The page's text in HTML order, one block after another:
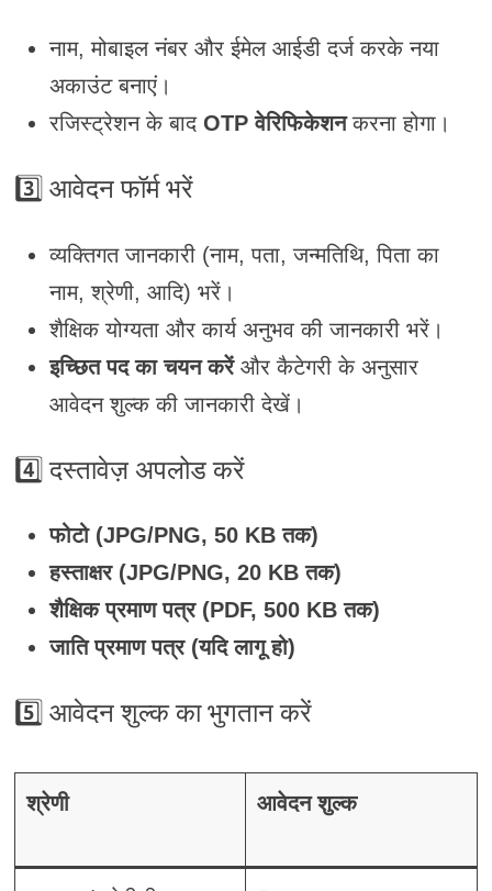
नाम, मोबाइल नंबर और ईमेल आईडी दर्ज करके नया
अकाउंट बनाएं।
रजिस्ट्रेशन के बाद OTP वेरिफिकेशनकरना होगा।
3️⃣ आवेदन फॉर्म भरें
व्यक्तिगत जानकारी (नाम, पता, जन्मतिथि, पिता का
नाम, श्रेणी, आदि) भरें।
शैक्षिक योग्यता और कार्य अनुभव की जानकारी भरें।
इच्छित पद का चयन करेंऔर कैटेगरी के अनुसार
आवेदन शुल्क की जानकारी देखें।
4️⃣दस्तावेज़ अपलोड करें
फोटो (JPG/PNG, 50 KB तक)
हस्ताक्षर (JPG/PNG, 20 KB तक)
शैक्षिक प्रमाण पत्र (PDF, 500 KB तक)
जाति प्रमाण पत्र (यदि लागू हो)
5️⃣ आवेदन शुल्क का भुगतान करें
श्रेणी आवेदन शुल्क